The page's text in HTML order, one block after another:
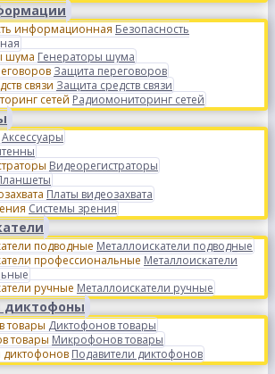
Безопасность
Генераторы шума
Защита переговоров
Защита средств связи
Радиомониторинг сетей
Аксессуары
Видеорегистраторы
Платы видеозахвата
Системы зрения
Металлоискатели подводные
Металлоискатели
Металлоискатели ручные
Диктофонов товары
Микрофонов товары
Подавители диктофонов